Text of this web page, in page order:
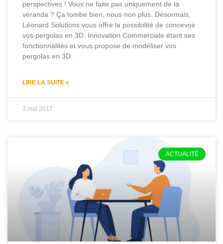
perspectives ! Vous ne faite pas uniquement de la
véranda ? Ça tombe bien, nous non plus. Désormais,
Léonard Solutions vous offre la possibilité de concevoir
vos pergolas en 3D. Innovation Commerciale étant ses
fonctionnalités et vous propose de modéliser vos
pergolas en 3D.
LIRE LA SUITE »
3 mai 2017
ACTUALITÉ